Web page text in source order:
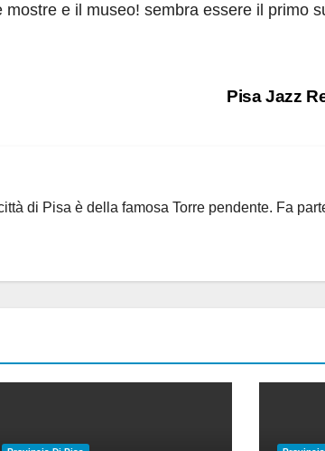
mostre e il museo! sembra essere il primo
Pisa Jazz
di Pisa è della famosa Torre pendente. Fa